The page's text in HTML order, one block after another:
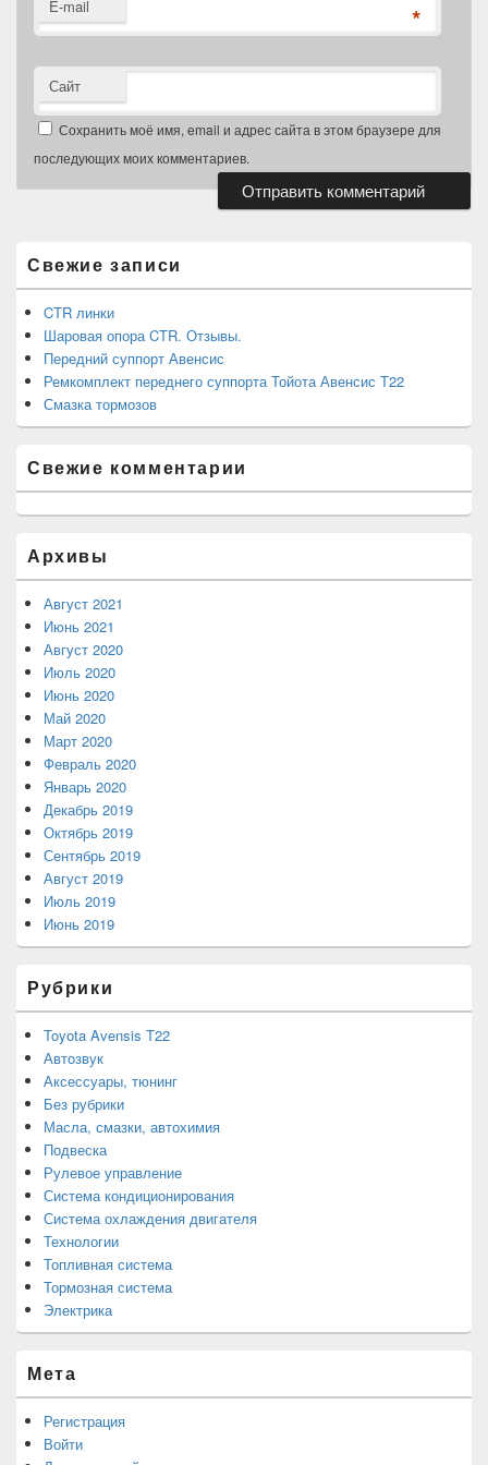
E-mail *
Сайт
Сохранить моё имя, email и адрес сайта в этом браузере для
последующих моих комментариев.
боковой
панели
Свежие записи
CTR линки
Шаровая опора CTR. Отзывы.
Передний суппорт Авенсис
Ремкомплект переднего суппорта Тойота Авенсис Т22
Смазка тормозов
Свежие комментарии
Архивы
Август 2021
Июнь 2021
Август 2020
Июль 2020
Июнь 2020
Май 2020
Март 2020
Февраль 2020
Январь 2020
Декабрь 2019
Октябрь 2019
Сентябрь 2019
Август 2019
Июль 2019
Июнь 2019
Рубрики
Toyota Avensis T22
Автозвук
Аксессуары, тюнинг
Без рубрики
Масла, смазки, автохимия
Подвеска
Рулевое управление
Система кондиционирования
Система охлаждения двигателя
Технологии
Топливная система
Тормозная система
Электрика
Мета
Регистрация
Войти